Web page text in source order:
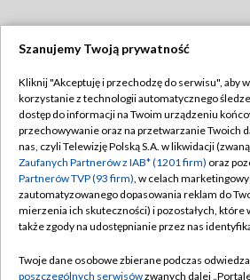
TVP
Abonament TVP
Emisja w TVP
Centrum informacji TVP
Naziemna Telewizja Cyfrowa
Rada Programowa
Regulamin
Polityka
Moje zgody
Pomoc
Szanujemy Twoją prywatność
Kliknij "Akceptuję i przechodzę do serwisu", aby
korzystanie z technologii automatycznego
dostęp do informacji na Twoim urządzeniu
przechowywanie oraz na przetwarzanie Twoich
nas, czyli Telewizję Polską S.A. w likwidacji
Zaufanych Partnerów z IAB* (1201 firm) oraz
Partnerów TVP (93 firm), w celach
zautomatyzowanego dopasowania reklam do
mierzenia ich skuteczności) i pozostałych, które
także zgody na udostępnianie przez nas
Twoje dane osobowe zbierane podczas
poszczególnych serwisówzwanych dalej